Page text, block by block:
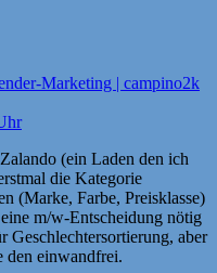
Marketing | campino2k
(ein Laden den ich
die Kategorie
(Marke, Farbe, Preisklasse)
m/w-Entscheidung nötig
Geschlechtersortierung, aber
den einwandfrei.